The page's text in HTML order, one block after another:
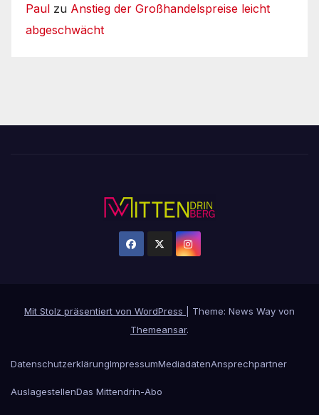
Paul zu Anstieg der Großhandelspreise leicht
abgeschwächt
Mit Stolz präsentiert von WordPress
Theme: News Way von
Themeansar.
DatenschutzerklärungImpressumMediadatenAnsprechpartner
AuslagestellenDas Mittendrin-Abo